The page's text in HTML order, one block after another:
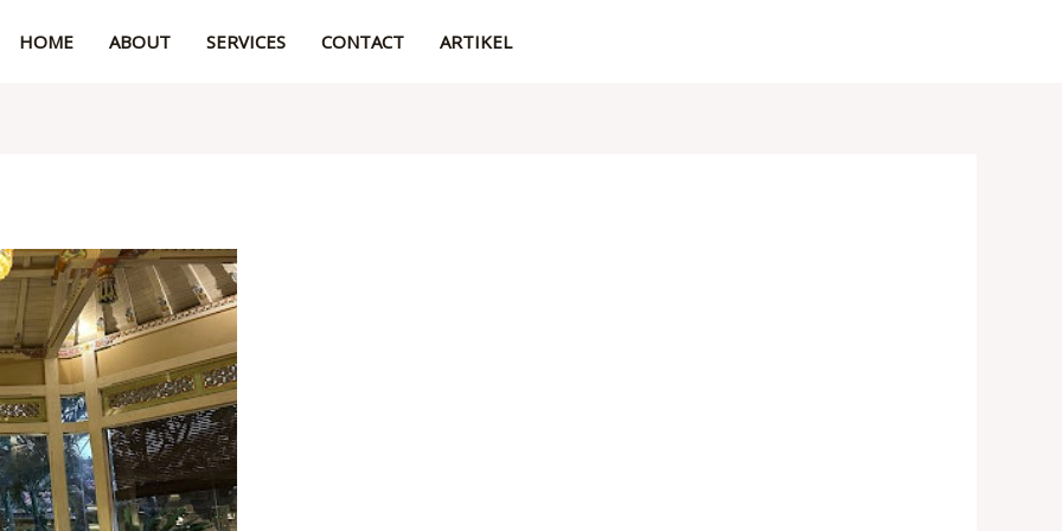
HOME ABOUT SERVICES CONTACT ARTIKEL